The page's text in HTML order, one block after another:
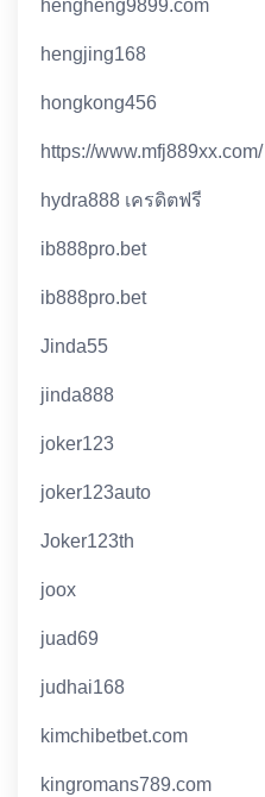
hengheng9899.com
hengjing168
hongkong456
https://www.mfj889xx.com/
hydra888 เครดิตฟรี
ib888pro.bet
ib888pro.bet
Jinda55
jinda888
joker123
joker123auto
Joker123th
joox
juad69
judhai168
kimchibetbet.com
kingromans789.com